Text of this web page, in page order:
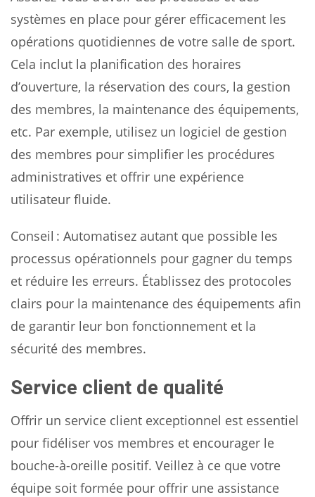
systèmes en place pour gérer efficacement les
opérations quotidiennes de votre salle de sport.
Cela inclut la planification des horaires
d’ouverture, la réservation des cours, la gestion
des membres, la maintenance des équipements,
etc. Par exemple, utilisez un logiciel de gestion
des membres pour simplifier les procédures
administratives et offrir une expérience
utilisateur fluide.
Conseil : Automatisez autant que possible les
processus opérationnels pour gagner du temps
et réduire les erreurs. Établissez des protocoles
clairs pour la maintenance des équipements afin
de garantir leur bon fonctionnement et la
sécurité des membres.
Service client de qualité
Offrir un service client exceptionnel est essentiel
pour fidéliser vos membres et encourager le
bouche-à-oreille positif. Veillez à ce que votre
équipe soit formée pour offrir une assistance